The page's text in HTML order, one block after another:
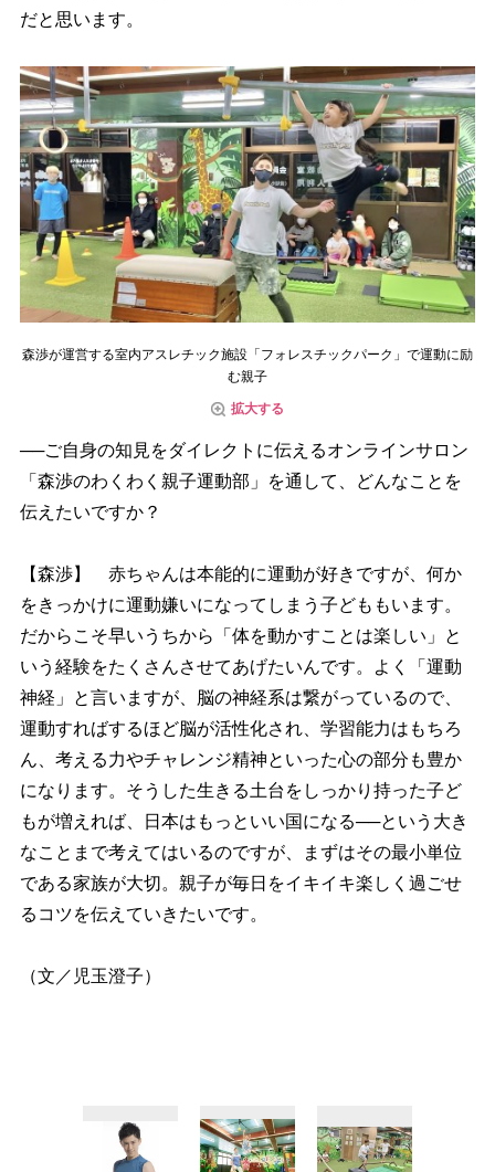
だと思います。
森渉が運営する室内アスレチック施設「フォレスチックパーク」で運動に励
む親子
拡大する
──ご自身の知見をダイレクトに伝えるオンラインサロン
「森渉のわくわく親子運動部」を通して、どんなことを
伝えたいですか？
【森渉】 赤ちゃんは本能的に運動が好きですが、何か
をきっかけに運動嫌いになってしまう子どももいます。
だからこそ早いうちから「体を動かすことは楽しい」と
いう経験をたくさんさせてあげたいんです。よく「運動
神経」と言いますが、脳の神経系は繋がっているので、
運動すればするほど脳が活性化され、学習能力はもちろ
ん、考える力やチャレンジ精神といった心の部分も豊か
になります。そうした生きる土台をしっかり持った子ど
もが増えれば、日本はもっといい国になる──という大き
なことまで考えてはいるのですが、まずはその最小単位
である家族が大切。親子が毎日をイキイキ楽しく過ごせ
るコツを伝えていきたいです。
（文／児玉澄子）